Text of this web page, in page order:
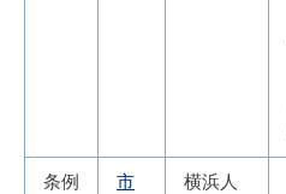
条例
市
横浜人